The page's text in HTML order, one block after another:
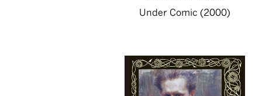
Under Comic (2000)